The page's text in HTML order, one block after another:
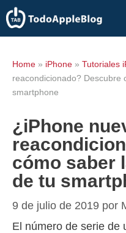
Saltar
al
Home » iPhone » Tutoriales
reacondicionado? Descubre
smartphone
¿iPhone
cómo saber
de tu
9 de julio de 2019 por
El número de serie de